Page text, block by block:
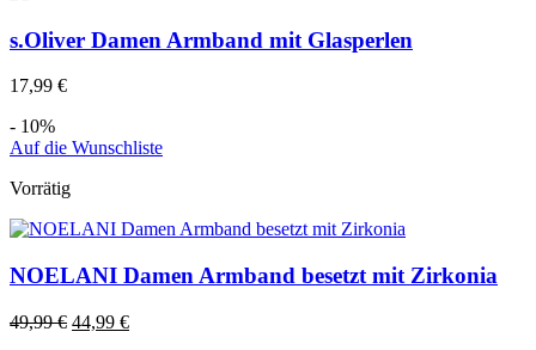
s.Oliver Damen Armband mit Glasperlen
17,99 €
- 10%
Auf die Wunschliste
Vorrätig
NOELANI Damen Armband besetzt mit Zirkonia
49,99€ 44,99 €